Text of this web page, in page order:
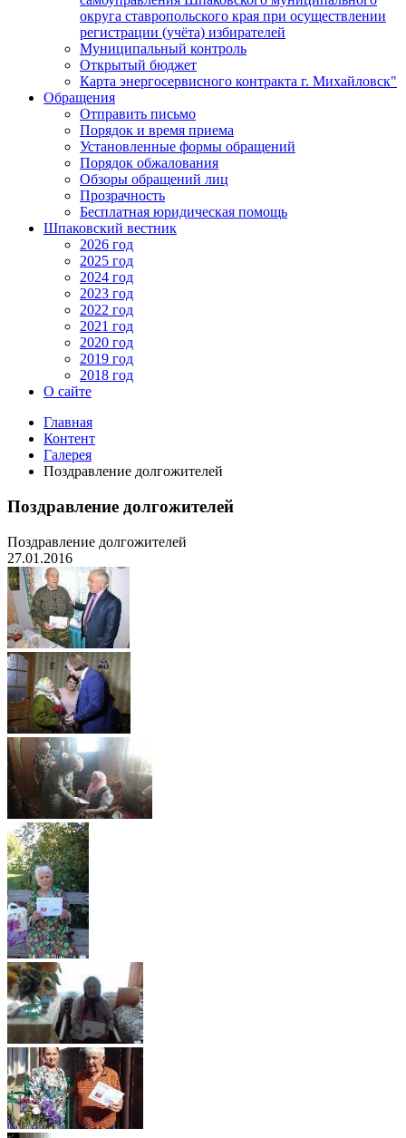
округа ставропольского края при осуществлении
регистрации (учёта) избирателей
Муниципальный контроль
Открытый бюджет
Карта энергосервисного контракта г. Михайловск"
Обращения
Отправить письмо
Порядок и время приема
Установленные формы обращений
Порядок обжалования
Обзоры обращений лиц
Прозрачность
Бесплатная юридическая помощь
Шпаковский вестник
2026 год
2025 год
2024 год
2023 год
2022 год
2021 год
2020 год
2019 год
2018 год
О сайте
Главная
Контент
Галерея
Поздравление долгожителей
Поздравление долгожителей
Поздравление долгожителей
27.01.2016